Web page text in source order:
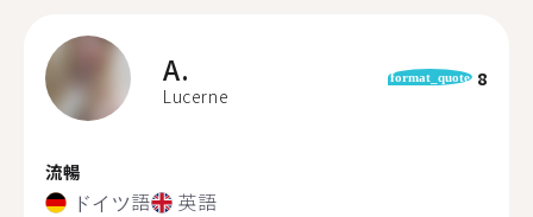
A.
Lucerne
format_quote 8
流暢
ドイツ語 英語